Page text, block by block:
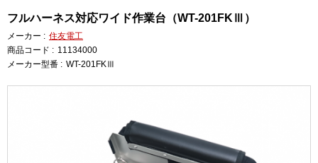
フルハーネス対応ワイド作業台（WT-201FKⅢ）
メーカー : 住友電工
商品コード : 11134000
メーカー型番 : WT-201FKⅢ